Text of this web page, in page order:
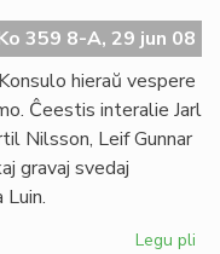
359 8-A, 29 jun 08
hieraŭ vespere
Ĉeestis interalie Jarl
Nilsson, Leif Gunnar
gravaj svedaj
Legu pli